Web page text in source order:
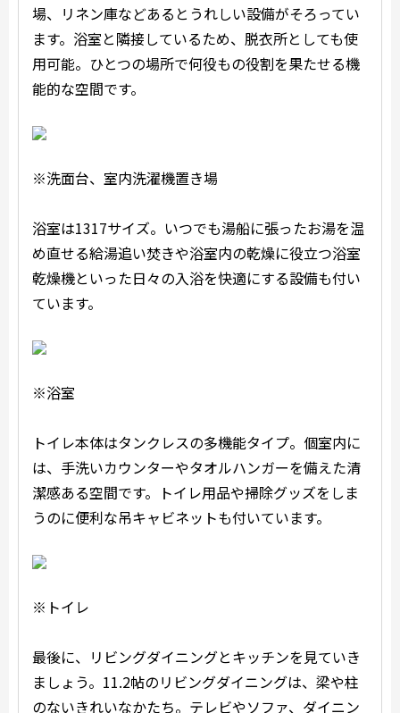
場、リネン庫などあるとうれしい設備がそろってい
ます。浴室と隣接しているため、脱衣所としても使
用可能。ひとつの場所で何役もの役割を果たせる機
能的な空間です。
※洗面台、室内洗濯機置き場
浴室は1317サイズ。いつでも湯船に張ったお湯を温
め直せる給湯追い焚きや浴室内の乾燥に役立つ浴室
乾燥機といった日々の入浴を快適にする設備も付い
ています。
※浴室
トイレ本体はタンクレスの多機能タイプ。個室内に
は、手洗いカウンターやタオルハンガーを備えた清
潔感ある空間です。トイレ用品や掃除グッズをしま
うのに便利な吊キャビネットも付いています。
※トイレ
最後に、リビングダイニングとキッチンを見ていき
ましょう。11.2帖のリビングダイニングは、梁や柱
のないきれいなかたち。テレビやソファ、ダイニン